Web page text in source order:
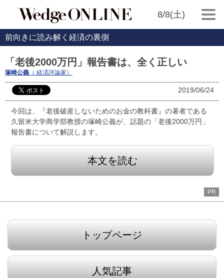
8/8(土)
前向きに読み解く経済の裏側
「老後2000万円」報告書は、全く正しい
塚崎公義 （ 経済評論家）
2019/06/24
今回は、『老後破産しないためのお金の教科書』の著者である
久留米大学商学部教授の塚崎公義が、話題の「老後2000万円」
報告書について解説します。
本文を読む
PR
トップページ
人気記事